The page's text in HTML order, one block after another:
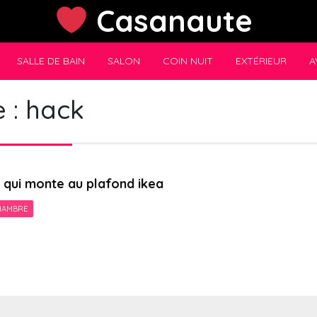
Casanaute
SALLE DE BAIN SALON COIN NUIT EXTÉRIEUR
: hack
qui monte au plafond ikea